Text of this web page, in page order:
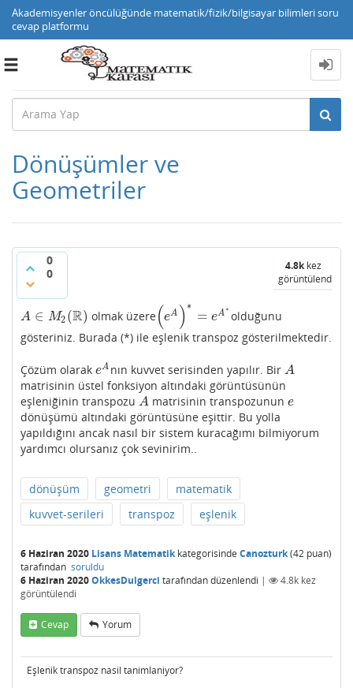
Akademisyenler öncülüğünde matematik/fizik/bilgisayar bilimleri soru
cevap platformu
Toggle
Dönüşümler ve
Geometriler
0
0
4.8kkez
görüntülendi
A ∈ M2 (R)
A∈M 2(R) olmak üzere(eA ) ∗
= eA∗
(eA)∗ eA∗
olduğunu
gösteriniz. Burada (*) ile eşlenik transpoz gösterilmektedir.
Çözüm olarak eA
eAnın kuvvet serisinden yapılır. BirA
A
matrisinin üstel fonksiyon altındaki görüntüsünün
eşleniğinin transpozu A
A matrisinin transpozunun e
e
dönüşümü altındaki görüntüsüne eşittir. Bu yolla
yapıldığını ancak nasıl bir sistem kuracağımı bilmiyorum
yardımcı olursanız çok sevinirim..
dönüşüm geometri
matematik
kuvvet-serileri
transpoz eşlenik
6 Haziran 2020 Lisans Matematikkategorisinde Canozturk(42 puan)
tarafından soruldu
6 Haziran 2020OkkesDulgerci tarafındandüzenlendi | 4.8k kez
görüntülendi
Cevap Yorum
Eşlenik transpoz nasil tanimlaniyor?